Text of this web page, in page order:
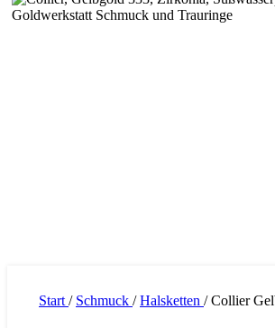
Start / Schmuck / Halsketten / Collier